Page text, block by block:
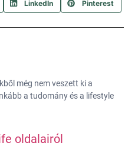
LinkedIn Pinterest
még nem veszett ki a
a tudomány és a lifestyle
oldalairól